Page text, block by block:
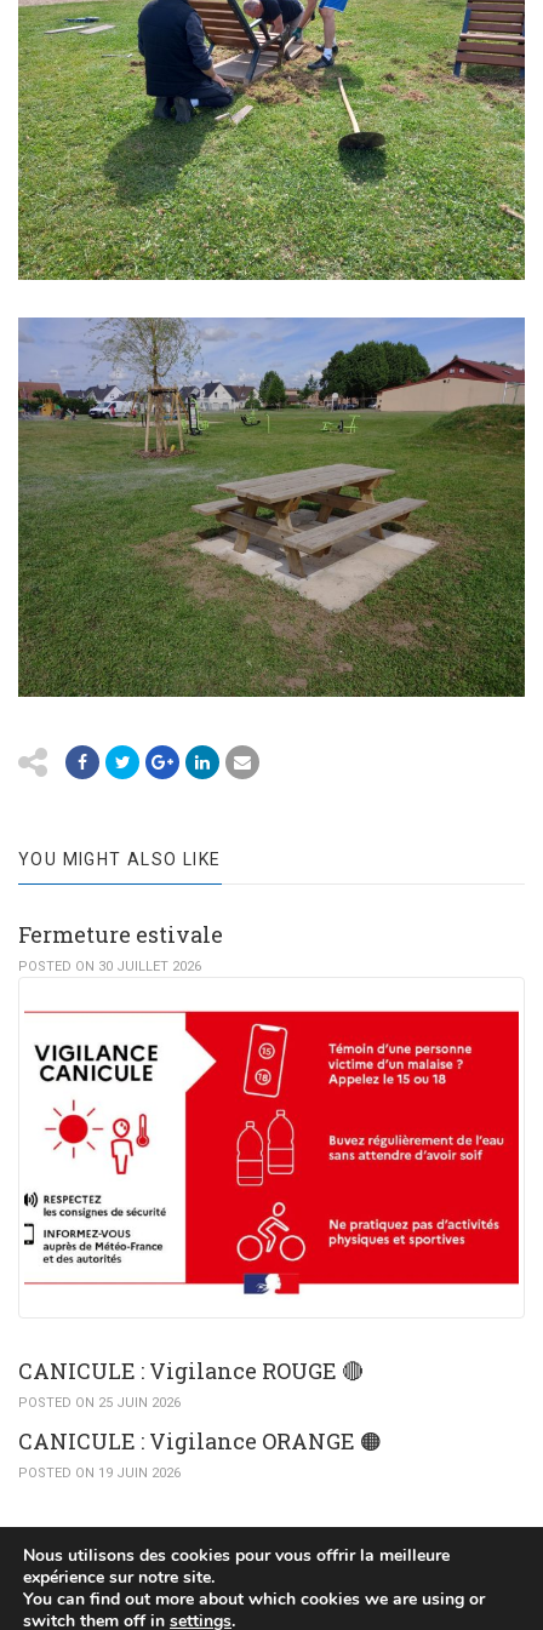
YOU MIGHT ALSO LIKE
Fermeture estivale
POSTED ON 30 JUILLET 2026
CANICULE : Vigilance ROUGE 🔴
POSTED ON 25 JUIN 2026
CANICULE : Vigilance ORANGE 🟠​
POSTED ON 19 JUIN 2026
(c) 2015 Mairie de Huttendorf
Nous utilisons des cookies pour vous offrir la meilleure
expérience sur notre site.
You can find out more about which cookies we are using or
switch them off in settings.